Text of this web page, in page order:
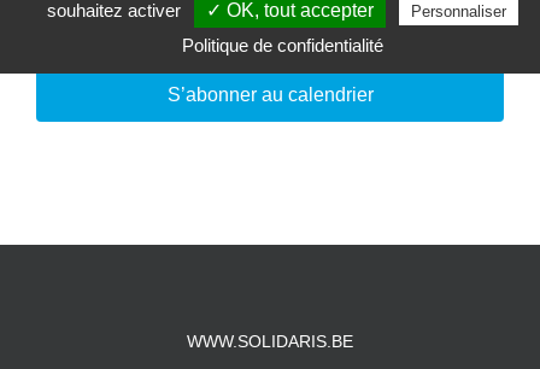
Jour précédent Jour suivant
S’abonner au calendrier
WWW.SOLIDARIS.BE
souhaitez activer
✓ OK, tout accepter Personnaliser
Politique de confidentialité